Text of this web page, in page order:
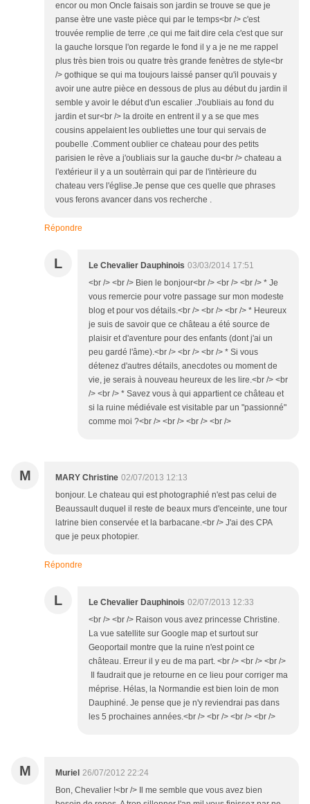
encor ou mon Oncle faisais son jardin se trouve se que je
panse ètre une vaste pièce qui par le temps<br /> c'est
trouvée remplie de terre ,ce qui me fait dire cela c'est que sur
la gauche lorsque l'on regarde le fond il y a je ne me rappel
plus très bien trois ou quatre très grande fenètres de style<br
/> gothique se qui ma toujours laissé panser qu'il pouvais y
avoir une autre pièce en dessous de plus au début du jardin il
semble y avoir le début d'un escalier .J'oubliais au fond du
jardin et sur<br /> la droite en entrent il y a se que mes
cousins appelaient les oubliettes une tour qui servais de
poubelle .Comment oublier ce chateau pour des petits
parisien le rève a j'oubliais sur la gauche du<br /> chateau a
l'extérieur il y a un soutèrrain qui par de l'intèrieure du
chateau vers l'église.Je pense que ces quelle que phrases
vous ferons avancer dans vos recherche .
Répondre
L Le Chevalier Dauphinois 03/03/2014 17:51
<br /> <br /> Bien le bonjour<br /> <br /> <br /> * Je
vous remercie pour votre passage sur mon modeste
blog et pour vos détails.<br /> <br /> <br /> * Heureux
je suis de savoir que ce château a été source de
plaisir et d'aventure pour des enfants (dont j'ai un
peu gardé l'âme).<br /> <br /> <br /> * Si vous
détenez d'autres détails, anecdotes ou moment de
vie, je serais à nouveau heureux de les lire.<br /> <br
/> <br /> * Savez vous à qui appartient ce château et
si la ruine médiévale est visitable par un "passionné"
comme moi ?<br /> <br /> <br /> <br />
M MARY Christine 02/07/2013 12:13
bonjour. Le chateau qui est photographié n'est pas celui de
Beaussault duquel il reste de beaux murs d'enceinte, une tour
latrine bien conservée et la barbacane.<br /> J'ai des CPA
que je peux photopier.
Répondre
L Le Chevalier Dauphinois 02/07/2013 12:33
<br /> <br /> Raison vous avez princesse Christine.
La vue satellite sur Google map et surtout sur
Geoportail montre que la ruine n'est point ce
château. Erreur il y eu de ma part. <br /> <br /> <br />
Il faudrait que je retourne en ce lieu pour corriger ma
méprise. Hélas, la Normandie est bien loin de mon
Dauphiné. Je pense que je n'y reviendrai pas dans
les 5 prochaines années.<br /> <br /> <br /> <br />
M Muriel 26/07/2012 22:24
Bon, Chevalier !<br /> Il me semble que vous avez bien